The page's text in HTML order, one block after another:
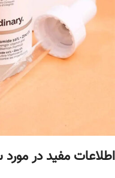
اطلاعات مفید در